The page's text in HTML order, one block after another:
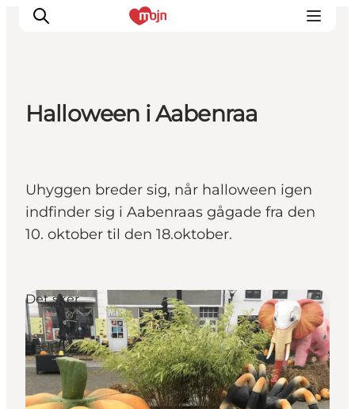
Det sker
Overnatning
Planlæg din ferie
Halloween i Aabenraa
Uhyggen breder sig, når halloween igen
indfinder sig i Aabenraas gågade fra den
10. oktober til den 18.oktober.
Det sker